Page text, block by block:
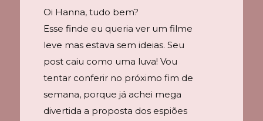
Oi Hanna, tudo bem?
Esse finde eu queria ver um filme
leve mas estava sem ideias. Seu
post caiu como uma luva! Vou
tentar conferir no próximo fim de
semana, porque já achei mega
divertida a proposta dos espiões